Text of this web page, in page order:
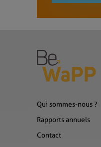
Qui sommes-nous ?
Rapports annuels
Contact